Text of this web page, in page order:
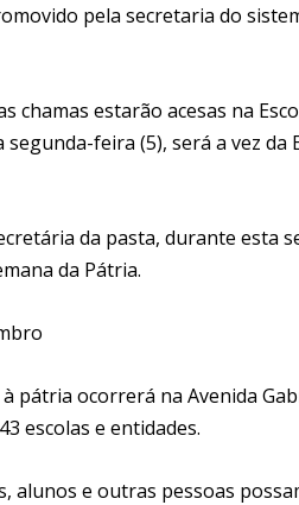
pela secretaria do
chamas estarão acesas na
segunda-feira (5), será a vez
da pasta, durante esta
da Pátria.
pátria ocorrerá na Avenida
escolas e entidades.
alunos e outras pessoas